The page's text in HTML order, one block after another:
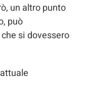
un altro punto
può
si dovessero